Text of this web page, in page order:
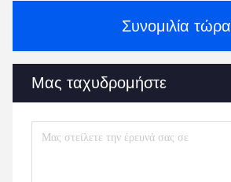
Συνομιλία τώρα
Μας ταχυδρομήστε